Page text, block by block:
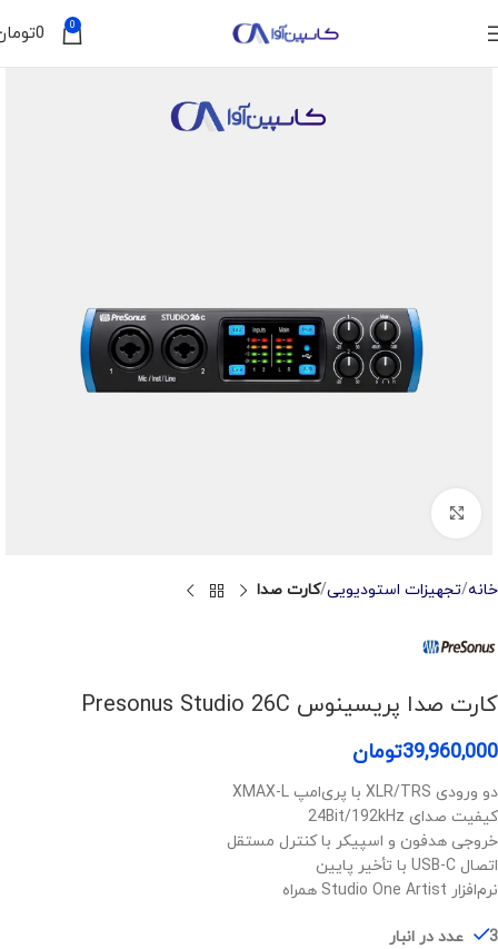
0
0
خانه تجهیزات استودیویی کارت صدا
کارت صدا پریسینوس Presonus Studio 26C
39,960,000تومان
دو ورودی XLR/TRS با پری‌امپ XMAX-L
کیفیت صدای 24Bit/192kHz
خروجی هدفون و اسپیکر با کنترل مستقل
اتصال USB-C با تأخیر پایین
نرم‌افزار Studio One Artist همراه
3 عدد در انبار